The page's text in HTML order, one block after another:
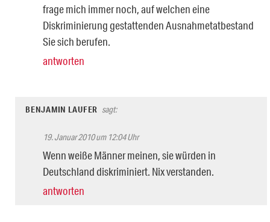
frage mich immer noch, auf welchen eine
Diskriminierung gestattenden Ausnahmetatbestand
Sie sich berufen.
antworten
BENJAMIN LAUFER sagt:
19. Januar 2010 um 12:04 Uhr
Wenn weiße Männer meinen, sie würden in
Deutschland diskriminiert. Nix verstanden.
antworten